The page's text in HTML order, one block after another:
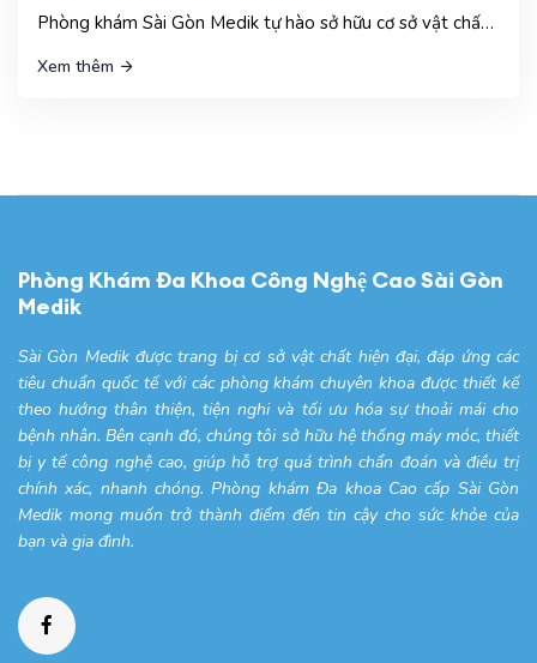
Phòng khám Sài Gòn Medik tự hào sở hữu cơ sở vật chất và trang thiết bị y tế tiên tiến, đạt tiêu chuẩn quốc tế.
Xem thêm
Phòng Khám Đa Khoa Công Nghệ Cao Sài Gòn
Medik
Sài Gòn Medik được trang bị cơ sở vật chất hiện đại, đáp ứng các
tiêu chuẩn quốc tế với các phòng khám chuyên khoa được thiết kế
theo hướng thân thiện, tiện nghi và tối ưu hóa sự thoải mái cho
bệnh nhân. Bên cạnh đó, chúng tôi sở hữu hệ thống máy móc, thiết
bị y tế công nghệ cao, giúp hỗ trợ quá trình chẩn đoán và điều trị
chính xác, nhanh chóng. Phòng khám Đa khoa Cao cấp Sài Gòn
Medik mong muốn trở thành điểm đến tin cậy cho sức khỏe của
bạn và gia đình.